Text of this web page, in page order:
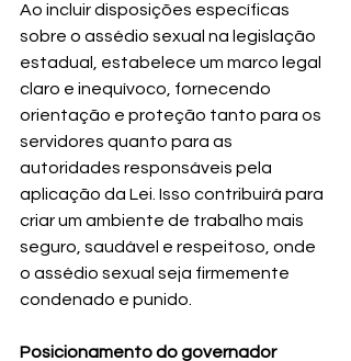
Ao incluir disposições específicas
sobre o assédio sexual na legislação
estadual, estabelece um marco legal
claro e inequívoco, fornecendo
orientação e proteção tanto para os
servidores quanto para as
autoridades responsáveis pela
aplicação da Lei. Isso contribuirá para
criar um ambiente de trabalho mais
seguro, saudável e respeitoso, onde
o assédio sexual seja firmemente
condenado e punido.
Posicionamento do governador